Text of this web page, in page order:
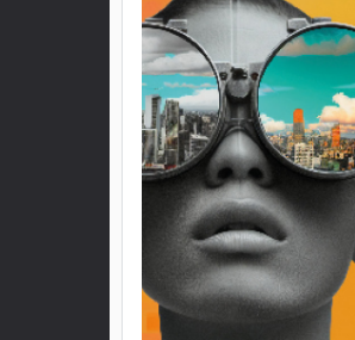
Impressum
Datenschutzerklärung